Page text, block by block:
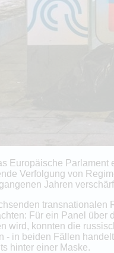
Europäische
Verfolgung von
Jahren
transnationalen
Für ein Panel über
wird, konnten die
- in beiden Fällen
hinter einer Maske.